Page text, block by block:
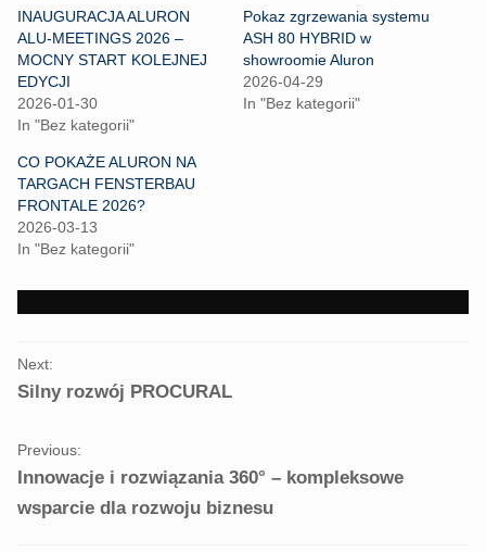
h
a
r
e
o
n
T
w
i
t
e
r
(
O
p
e
n
n
d
o
h
a
r
e
o
c
b
o
o
k
(
e
i
n
INAUGURACJA ALURON
ALU-MEETINGS 2026 –
MOCNY START KOLEJNEJ
EDYCJI
2026-01-30
In "Bez kategorii"
Pokaz zgrzewania systemu
ASH 80 HYBRID w
showroomie Aluron
2026-04-29
In "Bez kategorii"
CO POKAŻE ALURON NA
TARGACH FENSTERBAU
FRONTALE 2026?
2026-03-13
In "Bez kategorii"
PORTFOLIO
NAVIGATION
Previous:
Innowacje i rozwiązania 360° – kompleksowe
wsparcie dla rozwoju biznesu
Next:
Silny rozwój PROCURAL